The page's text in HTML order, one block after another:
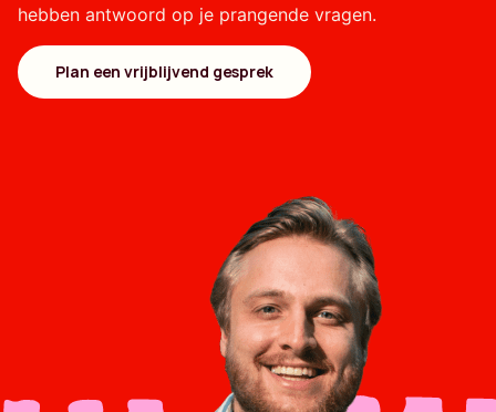
hebben antwoord op je prangende vragen.
Plan een vrijblijvend gesprek